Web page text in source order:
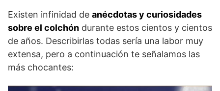
Existen infinidad de anécdotas y curiosidades
sobre el colchón durante estos cientos y cientos
de años. Describirlas todas sería una labor muy
extensa, pero a continuación te señalamos las
más chocantes: